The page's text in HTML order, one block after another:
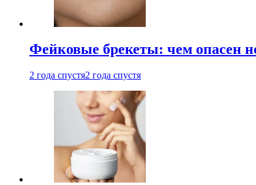
Фейковые брекеты: чем опасен
2 года спустя2 года спустя